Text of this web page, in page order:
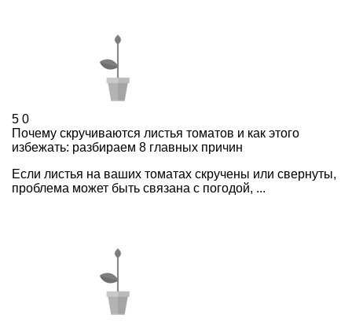
5 0
Почему скручиваются листья томатов и как этого
избежать: разбираем 8 главных причин
Если листья на ваших томатах скручены или свернуты,
проблема может быть связана с погодой, ...